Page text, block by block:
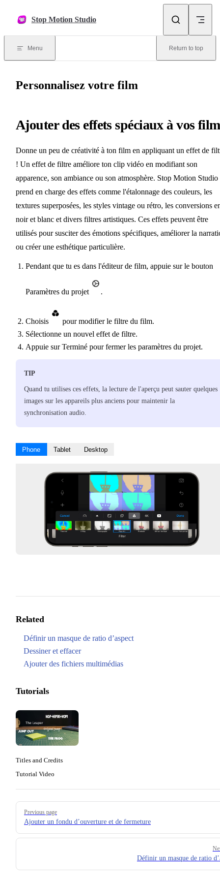
Stop Motion Studio
Menu Return to top
Personnalisez votre film
Ajouter des effets spéciaux à vos
Donne un peu de créativité à ton film en appliquant un effet de
! Un effet de filtre améliore ton clip vidéo en modifiant son
apparence, son ambiance ou son atmosphère. Stop Motion Studio
prend en charge des effets comme l'étalonnage des couleurs, les
textures superposées, les styles vintage ou rétro, les conversions
noir et blanc et divers filtres artistiques. Ces effets peuvent être
utilisés pour susciter des émotions spécifiques, améliorer la
ou créer une esthétique particulière.
Pendant que tu es dans l'éditeur de film, appuie sur le bouton
Paramètres du projet .
Choisis
pour modifier le filtre du film.
Sélectionne un nouvel effet de filtre.
Appuie sur Terminé pour fermer les paramètres du projet.
TIP
Quand tu utilises ces effets, la lecture de l'aperçu peut sauter quelques
images sur les appareils plus anciens pour maintenir la
synchronisation audio.
Phone Tablet Desktop
Related
Définir un masque de ratio d’aspect
Dessiner et effacer
Ajouter des fichiers multimédias
Tutorials
Titles and Credits
Tutorial Video
Pager
Previous page
Ajouter un fondu d’ouverture et de fermeture
Définir un masque de ratio